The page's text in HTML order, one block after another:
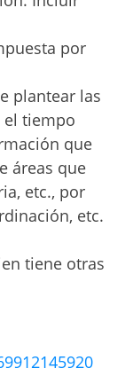
por
plantear las
el tiempo
que
áreas que
etc., por
etc.
tiene otras